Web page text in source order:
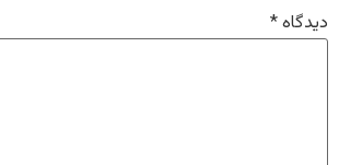
دیدگاه*